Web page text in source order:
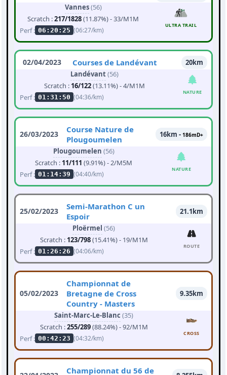
Vannes(56)
Scratch :217/1828(11.87%) - 33/M1M
Perf : 06:20:25 (06:27/km)
ULTRA TRAIL
02/04/2023 Courses de Landévant
20km
Landévant(56)
Scratch : 16/122(13.11%) - 4/M1M
Perf : 01:31:50 (04:36/km)
NATURE
26/03/2023
Course Nature de
Plougoumelen
16km - 186mD+
Plougoumelen (56)
Scratch : 11/111 (9.91%) - 2/M5M
Perf : 01:14:39 (04:40/km)
NATURE
25/02/2023
Semi-Marathon C un
Espoir
21.1km
Ploërmel (56)
Scratch : 123/798(15.41%) - 19/M1M
Perf : 01:26:26 (04:06/km)
ROUTE
05/02/2023
Championnat de
Bretagne de Cross
Country - Masters
9.35km
Saint-Marc-Le-Blanc (35)
Scratch :255/289(88.24%) - 92/M1M
Perf : 00:42:23 (04:32/km)
CROSS
Championnat du 56 de